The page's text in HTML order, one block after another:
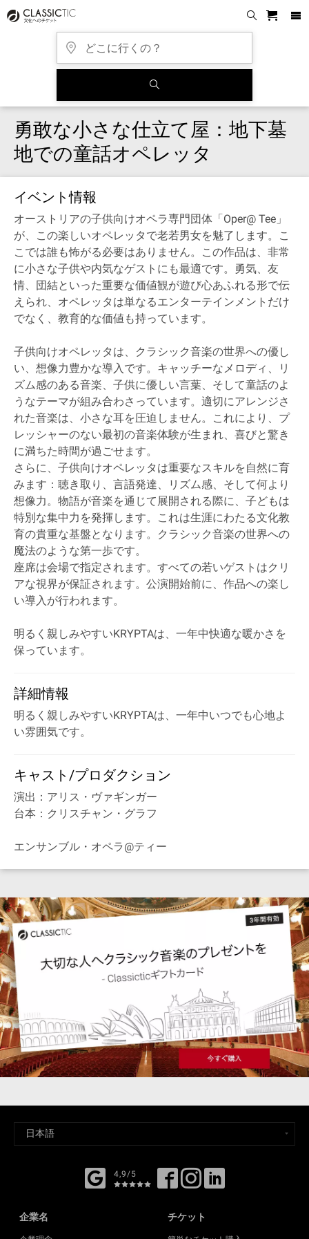
勇敢な小さな仕立て屋：地下墓
地での童話オペレッタ
イベント情報
オーストリアの子供向けオペラ専門団体「Oper@ Tee」
が、この楽しいオペレッタで老若男女を魅了します。こ
こでは誰も怖がる必要はありません。この作品は、非常
に小さな子供や内気なゲストにも最適です。勇気、友
情、団結といった重要な価値観が遊び心あふれる形で伝
えられ、オペレッタは単なるエンターテインメントだけ
でなく、教育的な価値も持っています。
子供向けオペレッタは、クラシック音楽の世界への優し
い、想像力豊かな導入です。キャッチーなメロディ、リ
ズム感のある音楽、子供に優しい言葉、そして童話のよ
うなテーマが組み合わさっています。適切にアレンジさ
れた音楽は、小さな耳を圧迫しません。これにより、プ
レッシャーのない最初の音楽体験が生まれ、喜びと驚き
に満ちた時間が過ごせます。
さらに、子供向けオペレッタは重要なスキルを自然に育
みます：聴き取り、言語発達、リズム感、そして何より
想像力。物語が音楽を通じて展開される際に、子どもは
特別な集中力を発揮します。これは生涯にわたる文化教
育の貴重な基盤となります。クラシック音楽の世界への
魔法のような第一歩です。
座席は会場で指定されます。すべての若いゲストはクリ
アな視界が保証されます。公演開始前に、作品への楽し
い導入が行われます。
明るく親しみやすいKRYPTAは、一年中快適な暖かさを
保っています。
詳細情報
明るく親しみやすいKRYPTAは、一年中いつでも心地よ
い雰囲気です。
キャスト/プロダクション
演出：アリス・ヴァギンガー
台本：クリスチャン・グラフ
エンサンブル・オペラ@ティー
4,9/5
企業名 チケット